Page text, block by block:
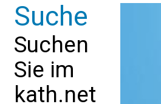
Suche
Suchen
Sie im
kath.net